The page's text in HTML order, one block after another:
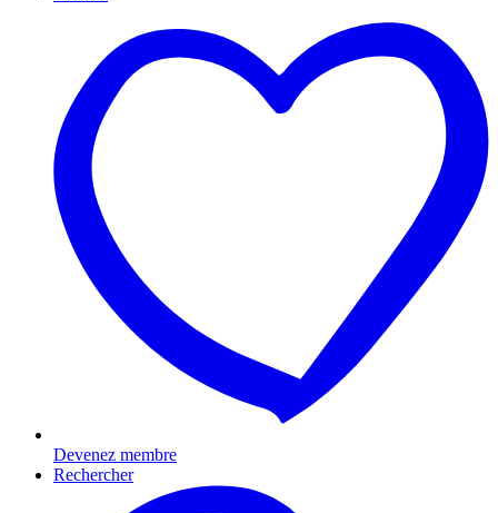
Devenez membre
Rechercher